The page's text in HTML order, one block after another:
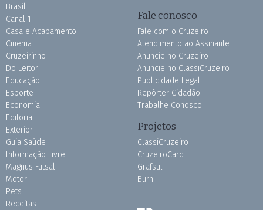
Brasil
Canal 1
Casa e Acabamento
Cinema
Cruzeirinho
Do Leitor
Educação
Esporte
Economia
Editorial
Exterior
Guia Saúde
Informação Livre
Magnus Futsal
Motor
Pets
Receitas
Fale conosco
Fale com o Cruzeiro
Atendimento ao Assinante
Anuncie no Cruzeiro
Anuncie no ClassiCruzeiro
Publicidade Legal
Repórter Cidadão
Trabalhe Conosco
Projetos
ClassiCruzeiro
CruzeiroCard
Grafsul
Burh